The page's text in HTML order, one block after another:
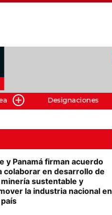
Designaciones
y Panamá firman acuerdo
colaborar en desarrollo de
minería sustentable y
la industria nacional en